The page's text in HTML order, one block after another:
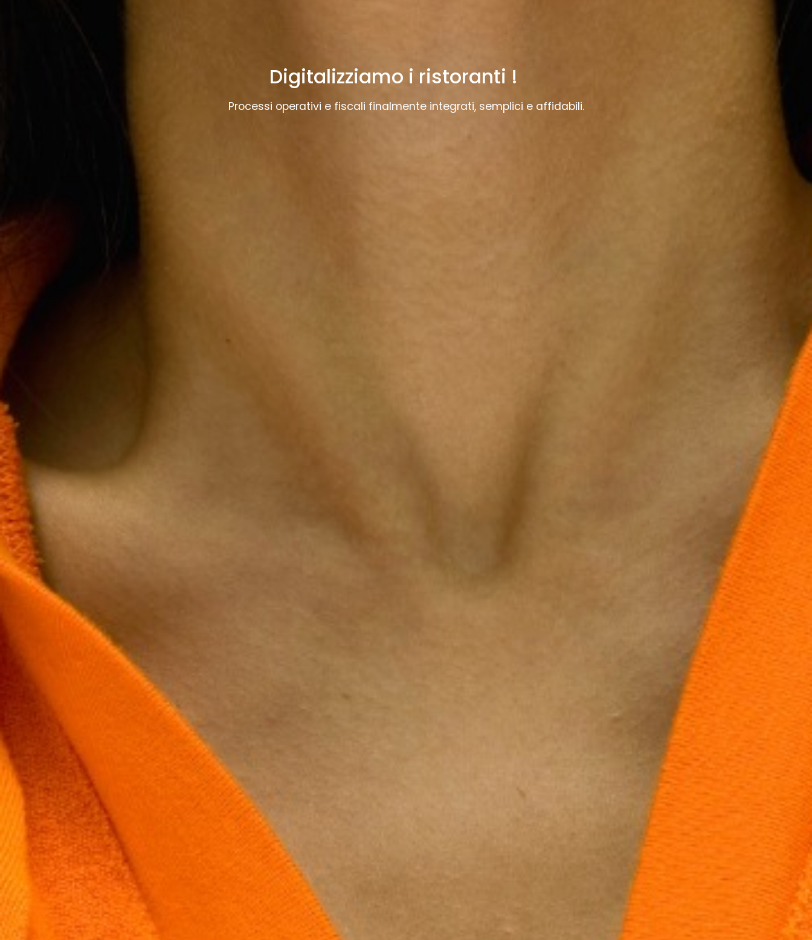
Digitalizziamo i ristoranti !
Processi operativi e fiscali finalmente integrati, semplici e affidabili.